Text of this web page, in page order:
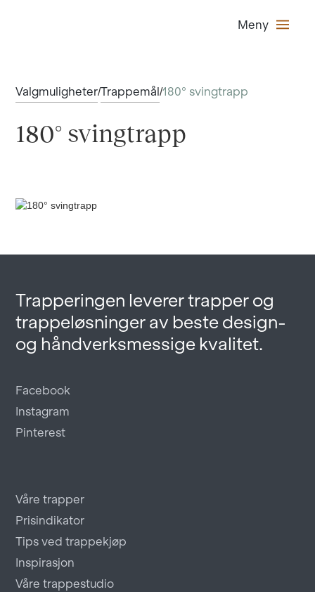
Meny
Valgmuligheter/Trappemål/180° svingtrapp
180° svingtrapp
Trapperingen leverer trapper og
trappeløsninger av beste design-
og håndverksmessige kvalitet.
Facebook
Instagram
Pinterest
Våre trapper
Prisindikator
Tips ved trappekjøp
Inspirasjon
Våre trappestudio